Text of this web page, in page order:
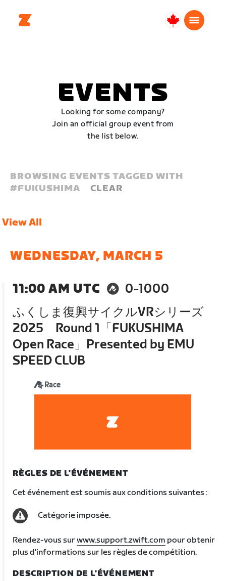
Canada
EVENTS
Looking for some company?
Join an official group event from
the list below.
BROWSING EVENTS TAGGED WITH
#FUKUSHIMA CLEAR
View All
WEDNESDAY, MARCH 5
11:00 AM UTC
0-1000
ふくしま復興サイクルVRシリーズ
2025 Round 1「FUKUSHIMA
Open Race」Presented by EMU
SPEED CLUB
Race
RÈGLES DE L'ÉVÉNEMENT
Cet événement est soumis aux conditions suivantes :
Catégorie imposée.
Rendez-vous surwww.support.zwift.com pour obtenir
plus d'informations sur les règles de compétition.
DESCRIPTION DE L'ÉVÉNEMENT